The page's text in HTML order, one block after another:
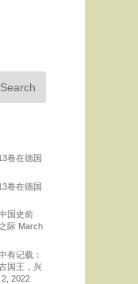
卷在德国
卷在德国
国史前
际 March
有记载：
国王，兴
2022